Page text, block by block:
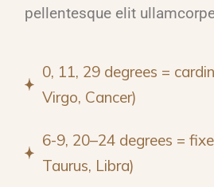
pellentesque elit
0, 11, 29 degrees =
Virgo, Cancer)
6-9, 20–24 degrees =
Taurus, Libra)